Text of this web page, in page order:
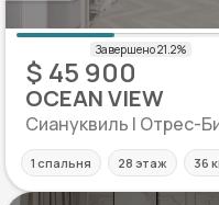
$ 45 900
OCEAN VIEW
Сиануквиль | Отрес-
1 спальня 28 этаж 36